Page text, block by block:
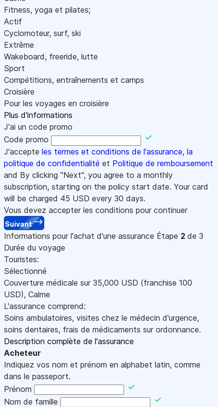
Fitness, yoga et pilates;
Actif
Cyclomoteur, surf, ski
Extrême
Wakeboard, freeride, lutte
Sport
Compétitions, entraînements et camps
Croisière
Pour les voyages en croisière
Plus d'informations
J'ai un code promo
Code promo
J'accepte les termes et conditions de l'assurance, la
politique de confidentialité et Politique de remboursement
and By clicking "Next", you agree to a monthly
subscription, starting on the policy start date. Your card
will be charged 45 USD every 30 days.
Vous devez accepter les conditions pour continuer
Suivant
Informations pour l'achat d'une assurance Étape 2 de 3
Durée du voyage
Touristes:
Sélectionné
Couverture médicale sur 35,000 USD (franchise 100
USD), Calme
L'assurance comprend:
Soins ambulatoires, visites chez le médecin d'urgence,
soins dentaires, frais de médicaments sur ordonnance.
Description complète de l'assurance
Acheteur
Indiquez vos nom et prénom en alphabet latin, comme
dans le passeport.
Prénom
Nom de famille